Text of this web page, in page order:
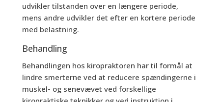
udvikler tilstanden over en længere periode,
mens andre udvikler det efter en kortere periode
med belastning.
Behandling
Behandlingen hos kiropraktoren har til formål at
lindre smerterne ved at reducere spændingerne i
muskel- og senevævet ved forskellige